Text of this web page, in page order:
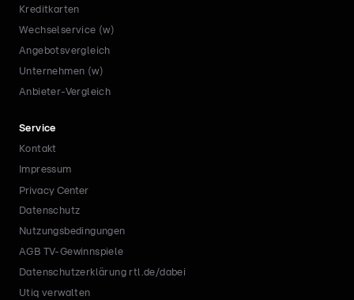
Kreditkarten
Wechselservice (w)
Angebotsvergleich
Unternehmen (w)
Anbieter-Vergleich
Service
Kontakt
Impressum
Privacy Center
Datenschutz
Nutzungsbedingungen
AGB TV-Gewinnspiele
Datenschutzerklärung rtl.de/dabei
Utiq verwalten